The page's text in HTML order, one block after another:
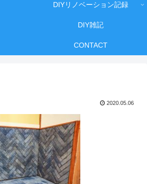
DIYリノベーション記録
DIY雑記
CONTACT
2020.05.06